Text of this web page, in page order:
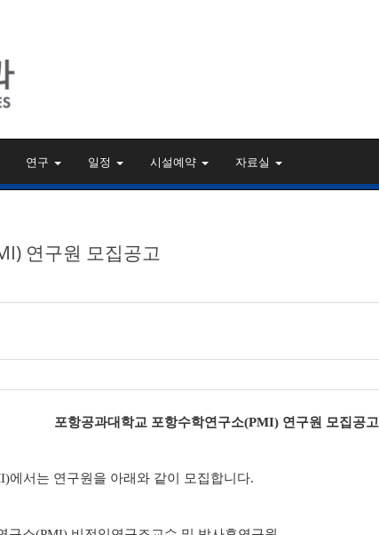
연구 일정 시설예약 자료실
연구원 모집공고
포항공과대학교 포항수학연구소(PMI) 연구원 모집공고
에서는 연구원을 아래와 같이 모집합니다.